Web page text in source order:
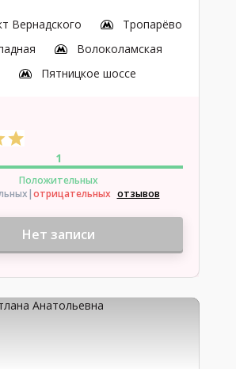
Вернадского
Тропарёво
Волоколамская
Пятницкое шоссе
1
Положительных
|отрицательных отзывов
Нет записи